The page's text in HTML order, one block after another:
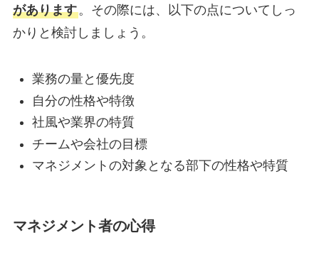
があります。その際には、以下の点についてしっ
かりと検討しましょう。
業務の量と優先度
自分の性格や特徴
社風や業界の特質
チームや会社の目標
マネジメントの対象となる部下の性格や特質
マネジメント者の心得